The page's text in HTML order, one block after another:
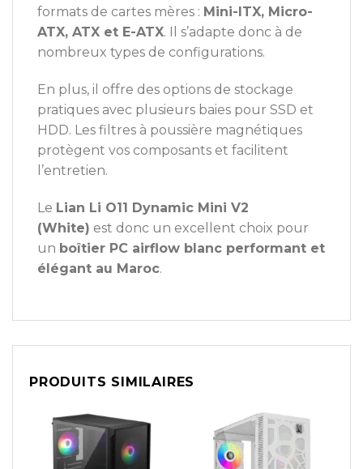
formats de cartes mères : Mini-ITX, Micro-
ATX, ATX et E-ATX. Il s’adapte donc à de
nombreux types de configurations.
En plus, il offre des options de stockage
pratiques avec plusieurs baies pour SSD et
HDD. Les filtres à poussière magnétiques
protègent vos composants et facilitent
l’entretien.
Le Lian Li O11 Dynamic Mini V2
(White) est donc un excellent choix pour
un boîtier PC airflow blanc performant et
élégant au Maroc.
PRODUITS SIMILAIRES